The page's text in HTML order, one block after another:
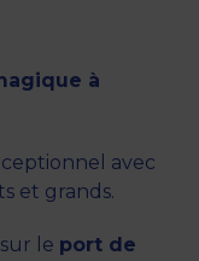
à
avec
et grands.
sur le port de